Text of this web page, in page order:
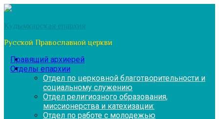
Перейти
содержимому
Кудымкарская епархия
Русской Православной церкви
Правящий архиерей
Отделы епархии
Отдел по церковной благотворительности и
социальному служению
Отдел религиозного образования,
миссионерства и катехизации:
Отдел по работе с молодежью